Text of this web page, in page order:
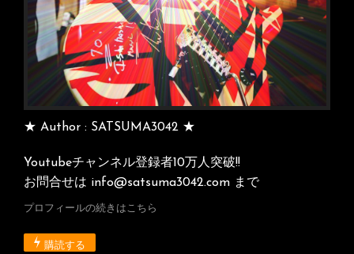
★ Author : SATSUMA3042 ★
Youtubeチャンネル登録者10万人突破!!
お問合せは info@satsuma3042.com まで
プロフィールの続きはこちら
購読する